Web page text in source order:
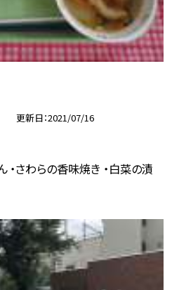
更新日 2021/07/16
・さわらの香味焼き ・白菜の漬